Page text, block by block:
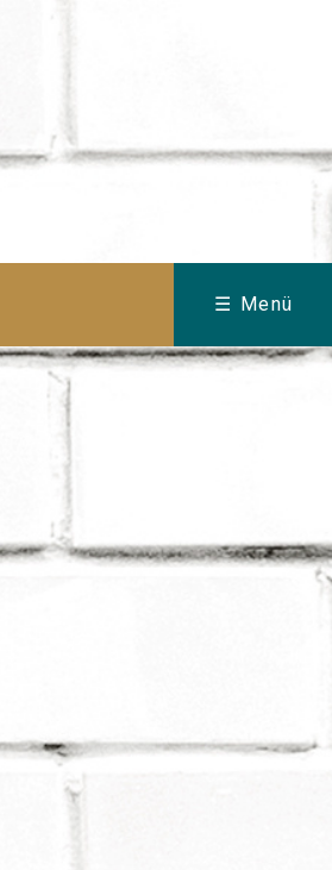
☰ Menü